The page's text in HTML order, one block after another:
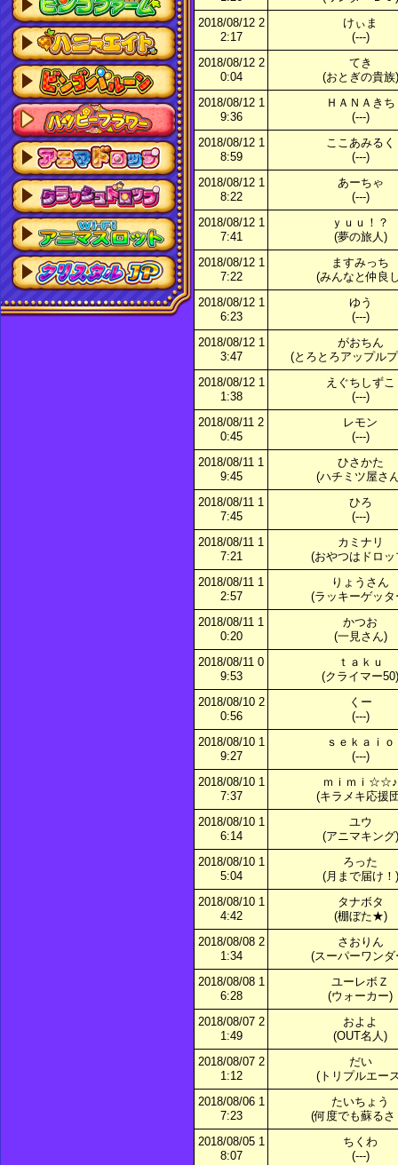
2018/08/12 2
2:17
けぃま
(---)
2018/08/12 2
0:04
てき
(おとぎの貴族)
2018/08/12 1
9:36
ＨＡＮＡきち
(---)
2018/08/12 1
8:59
ここあみるく
(---)
2018/08/12 1
8:22
あーちゃ
(---)
2018/08/12 1
7:41
ｙｕｕ！？
(夢の旅人)
2018/08/12 1
7:22
ますみっち
(みんなと仲良
2018/08/12 1
6:23
ゆう
(---)
2018/08/12 1
3:47
がおちん
(とろとろアップル
2018/08/12 1
1:38
えぐちしずこ
(---)
2018/08/11 2
0:45
レモン
(---)
2018/08/11 1
9:45
ひさかた
(ハチミツ屋さ
2018/08/11 1
7:45
ひろ
(---)
2018/08/11 1
7:21
カミナリ
(おやつはドロッ
2018/08/11 1
2:57
りょうさん
(ラッキーゲッタ
2018/08/11 1
0:20
かつお
(一見さん)
2018/08/11 0
9:53
ｔａｋｕ
(クライマー50)
2018/08/10 2
0:56
くー
(---)
2018/08/10 1
9:27
ｓｅｋａｉｏ
(---)
2018/08/10 1
7:37
ｍｉｍｉ☆☆♪
(キラメキ応援
2018/08/10 1
6:14
ユウ
(アニマキング)
2018/08/10 1
5:04
ろった
(月まで届け！)
2018/08/10 1
4:42
タナボタ
(棚ぼた★)
2018/08/08 2
1:34
さおりん
(スーパーワンダ
2018/08/08 1
6:28
ユーレボＺ
(ウォーカー)
2018/08/07 2
1:49
およよ
(OUT名人)
2018/08/07 2
1:12
だい
(トリプルエー
2018/08/06 1
7:23
たいちょう
(何度でも蘇るさ
2018/08/05 1
8:07
ちくわ
(---)